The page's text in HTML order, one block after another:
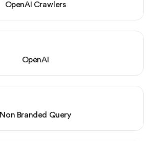
OpenAI Crawlers
OpenAI
Non Branded Query